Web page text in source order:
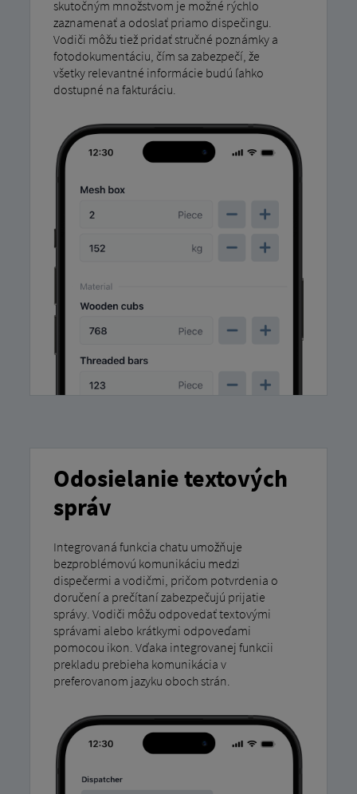
skutočným množstvom je možné rýchlo
zaznamenať a odoslať priamo dispečingu.
Vodiči môžu tiež pridať stručné poznámky a
fotodokumentáciu, čím sa zabezpečí, že
všetky relevantné informácie budú ľahko
dostupné na fakturáciu.
Odosielanie textových
správ
Integrovaná funkcia chatu umožňuje
bezproblémovú komunikáciu medzi
dispečermi a vodičmi, pričom potvrdenia o
doručení a prečítaní zabezpečujú prijatie
správy. Vodiči môžu odpovedať textovými
správami alebo krátkymi odpoveďami
pomocou ikon. Vďaka integrovanej funkcii
prekladu prebieha komunikácia v
preferovanom jazyku oboch strán.